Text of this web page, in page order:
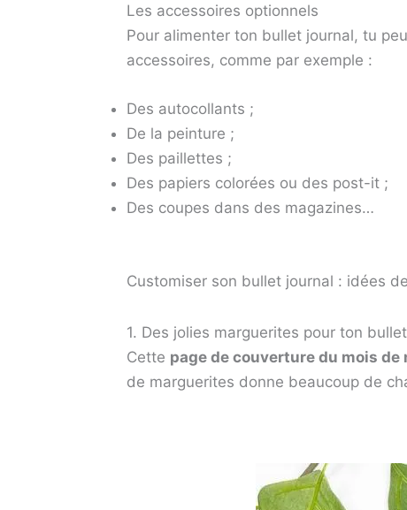
Les accessoires optionnels
Pour alimenter ton bullet journal, tu
accessoires, comme par exemple :
Des autocollants ;
De la peinture ;
Des paillettes ;
Des papiers colorées ou des post-it ;
Des coupes dans des magazines…
Customiser son bullet journal : idées
1. Des jolies marguerites pour ton
Cette page de couverture du mois de
de marguerites donne beaucoup de